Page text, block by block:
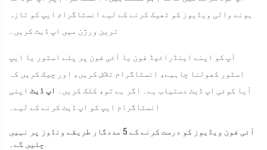
ہونے والی ویڈیوز کو ٹھیک کرنے کے لیے انسٹاگرام ایپ کو تازہ
ترین ورژن میں اپ ڈیٹ کریں۔
آپ کو اپنے اینڈرائیڈ فون یا آئی فون پر پلے اسٹور یا ایپ
اسٹور کھولنا چاہیے، انسٹاگرام تلاش کریں، اور چیک کریں کہ
آیا کوئی اپ ڈیٹ دستیاب ہے۔ اگر ہے تو، کلک کریں۔
اپ ڈیٹ اپنی
انسٹاگرام ایپ کو اپ ڈیٹ کرنے کے لیے۔
آئی فون ویڈیوز کو درست کرنے کے 5 مددگار طریقے ونڈوز پر نہیں
چلیں گے۔